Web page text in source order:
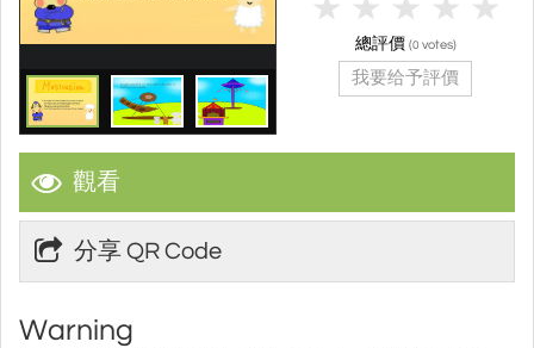
觀看
分享 QR Code
Warning
總評價 (0 votes)
我要给予評價